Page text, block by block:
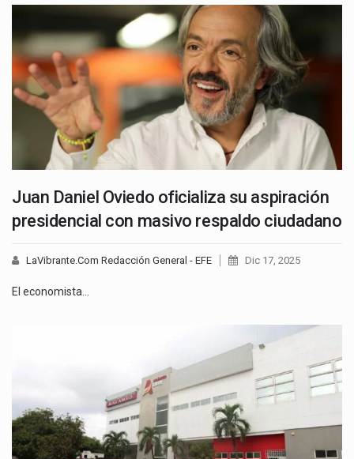
Juan Daniel Oviedo oficializa su aspiración
presidencial con masivo respaldo ciudadano
LaVibrante.Com Redacción General - EFE Dic 17, 2025
El economista…